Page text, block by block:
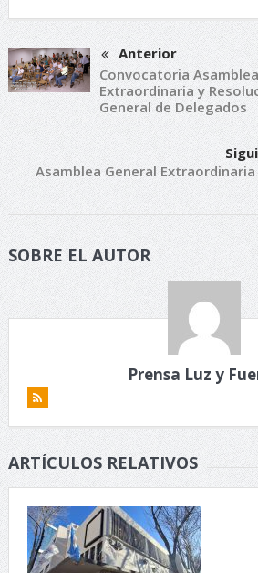
Anterior
Convocatoria
Extraordinaria y
General de Delegados
Asamblea General
SOBRE EL AUTOR
Prensa Luz y
ARTÍCULOS RELATIVOS